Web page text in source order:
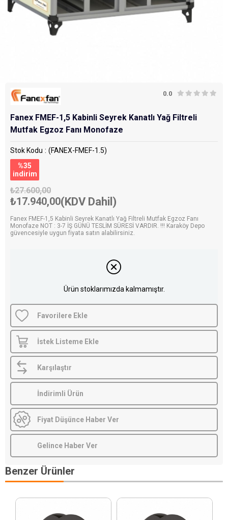
0.0
Fanex FMEF-1,5 Kabinli Seyrek Kanatlı Yağ Filtreli
Mutfak Egzoz Fanı Monofaze
Stok Kodu
(FANEX-FMEF-1.5)
%35
i̇ndirim
₺27.600,00
₺17.940,00(KDV Dahil)
Fanex FMEF-1,5 Kabinli Seyrek Kanatlı Yağ Filtreli Mutfak Egzoz Fanı
Monofaze NOT : 3-7 İŞ GÜNÜ TESLİM SÜRESİ VARDIR. !!! Karaköy Depo
güvencesiyle uygun fiyata satın alabilirsiniz.
Ürün stoklarımızda kalmamıştır.
Favorilere Ekle
İstek Listeme Ekle
Karşılaştır
İndirimli Ürün
Fiyat Düşünce Haber Ver
Gelince Haber Ver
Benzer Ürünler